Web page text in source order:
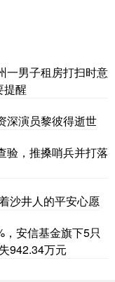
一男子租房打扫时意
提醒
深演员黎彼得逝世
验，推搡哨兵并打落
沙井人的平安心愿
安信基金旗下5只
942.34万元